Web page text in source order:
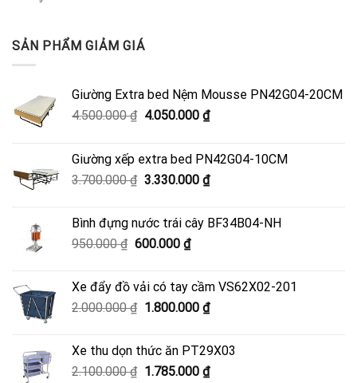
SẢN PHẨM GIẢM GIÁ
Giường Extra bed Nệm Mousse PN42G04-20CM
4.500.000₫ Giá
4.500.000 ₫.
4.050.000 ₫Giá
là:
4.050.000 ₫.
Giường xếp extra bed PN42G04-10CM
3.700.000₫ Giá
3.700.000 ₫.
3.330.000 ₫Giá
là:
Bình đựng nước trái cây BF34B04-NH
950.000₫ Giá
950.000 ₫.
600.000 ₫Giá
là:
600.000 ₫.
Xe đẩy đồ vải có tay cầm VS62X02-201
2.000.000₫ Giá
2.000.000 ₫.
1.800.000 ₫Giá
là:
1.800.000 ₫.
Xe thu dọn thức ăn PT29X03
2.100.000₫ Giá
1.785.000 ₫Giá